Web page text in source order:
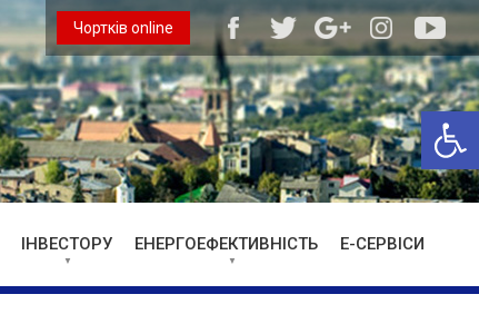
Чортків online
ІНВЕСТОРУ ЕНЕРГОЕФЕКТИВНІСТЬ Е-СЕРВІСИ